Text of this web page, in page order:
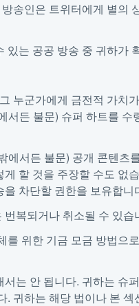
송인은 트위터에게 별의
는 공공 방송 중 귀하가
누군가에게 금전적 가치
든 불문) 슈퍼 하트를 수
서든 불문) 공개 콘텐츠
할 것을 주장할 수도 없
차단할 권한을 보유합니
복되거나 취소될 수 있습
위한 기금 모금 방법으
는 안 됩니다. 귀하는 슈
귀하는 해당 법이나 본 섹